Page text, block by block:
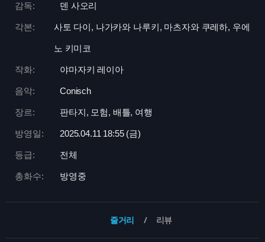
감독: 덴 사오리
각본: 사토 다이, 나가카와 나루키, 마츠자와 쿠레하, 우에
노 키미코
작화: 야마자키 레이아
음악: Conisch
장르: 판타지, 모험, 배틀, 여행
방영일: 2025.04.11 18:55 (금)
등급: 전체
총화수: 방영중
줄거리 리뷰